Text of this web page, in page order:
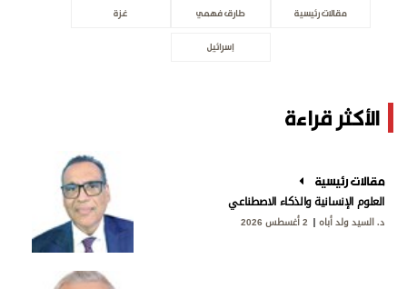
مقالات رئيسية طارق فهمي غزة
إسرائيل
الأكثر قراءة
مقالات رئيسية
العلوم الإنسانية والذكاء الاصطناعي
د. السيد ولد أباه 2 أغسطس 2026